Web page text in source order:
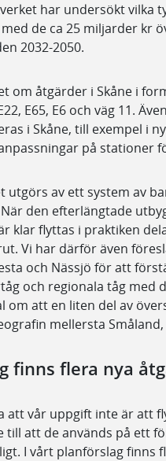
har undersökt vilka
de ca 25 miljarder kr
2032-2050.
om åtgärder i Skåne i
E65, E6 och väg 11.
i Skåne, till exempel i
på stationer
utgörs av ett system av
den efterlängtade
klar flyttas i praktiken
Vi har därför även
och Nässjö för att
och regionala tåg med
om att en liten del av
mellersta
finns flera nya
att vår uppgift inte är att
till att de används på ett
I vårt planförslag finns